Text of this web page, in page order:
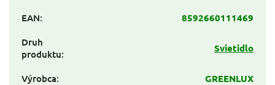
EAN:
8592660111469
Druh
produktu: Svietidlo
Výrobca:
GREENLUX